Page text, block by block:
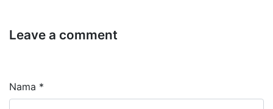
Leave a comment
Nama *